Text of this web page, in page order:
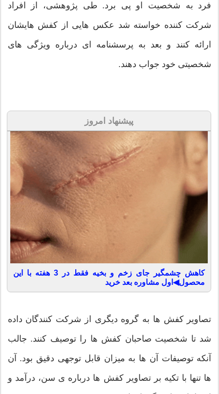
فرد به شخصیت او پی برد. طی پژوهشی، از افراد
شرکت کننده خواسته شد عکس هایی از کفش هایشان
ارائه کنند و بعد به پرسشنامه ای درباره ویژگی های
شخصیتی خود جواب دهند.
پیشنهاد امروز
کاهش چشمگیر جای زخم و بخیه فقط در 3 هفته با این
محصول◀اول مشاوره بعد خرید
تصاویر کفش ها به گروه دیگری از شرکت کنندگان داده
شد تا شخصیت صاحبان کفش ها را توصیف کنند. جالب
آنکه توصیفات آن ها به میزان قابل توجهی دقیق بود. آن
ها تنها با تکیه بر تصاویر کفش ها درباره ی سن، درآمد و